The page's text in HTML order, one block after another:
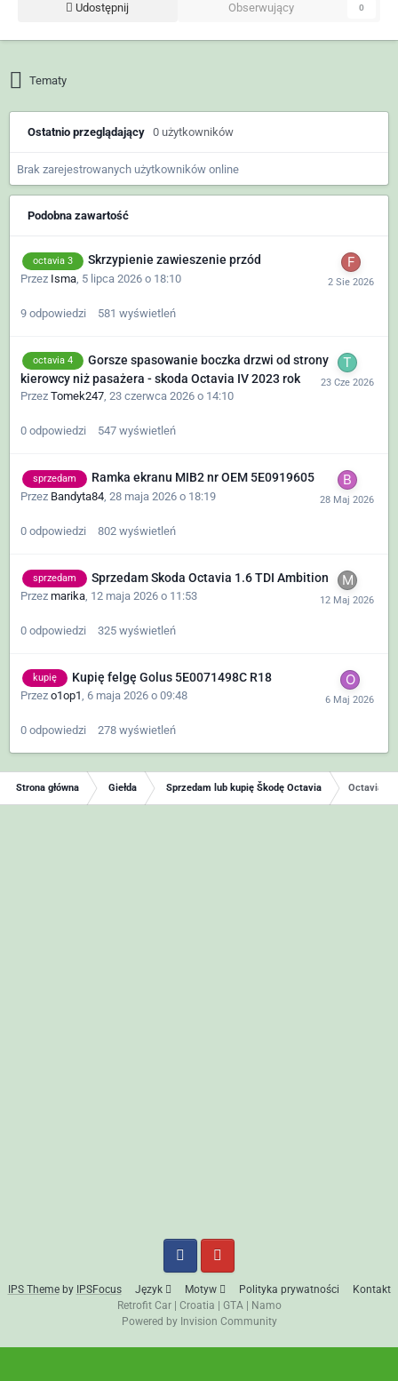
Udostępnij Obserwujący 0
Tematy
Ostatnio przeglądający 0 użytkowników
Brak zarejestrowanych użytkowników online
Podobna zawartość
octavia 3 Skrzypienie zawieszenie przód
Przez Isma 5 lipca 2026 o 18:10
9 odpowiedzi 581 wyświetleń
octavia 4
Gorsze spasowanie boczka drzwi od strony
kierowcy niż pasażera - skoda Octavia IV 2023 rok
Przez Tomek247, 23 czerwca 2026 o 14:10
0 odpowiedzi 547 wyświetleń
sprzedam Ramka ekranu MIB2 nr OEM 5E0919605
Przez Bandyta84 28 maja 2026 o 18:19
0 odpowiedzi 802 wyświetleń
sprzedam Sprzedam Skoda Octavia 1.6 TDI Ambition
Przez marika 12 maja 2026 o 11:53
0 odpowiedzi 325 wyświetleń
kupię Kupię felgę Golus 5E0071498C R18
Przez o1op1, 6 maja 2026 o 09:48
0 odpowiedzi 278 wyświetleń
Strona główna Giełda Sprzedam lub kupię Škodę Octavia Octavia 2
IPS Themeby IPSFocus Język Motyw Polityka prywatności
Kontakt
Retrofit Car| Croatia GTA|
Namo
Powered by Invision Community